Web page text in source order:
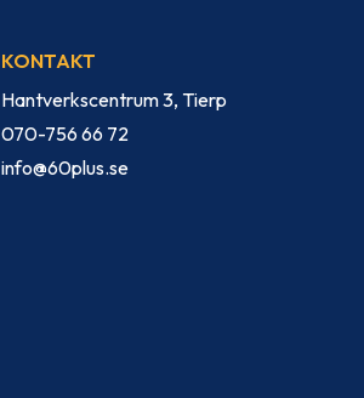
KONTAKT
Hantverkscentrum 3, Tierp
070-756 66 72
info@60plus.se